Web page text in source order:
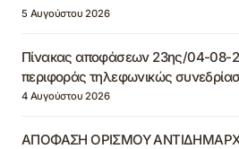
5 Αυγούστου 2026
Πίνακας αποφάσεων 23ης/04-08-
περιφοράς τηλεφωνικώς
4 Αυγούστου 2026
ΑΠΟΦΑΣΗ ΟΡΙΣΜΟΥ